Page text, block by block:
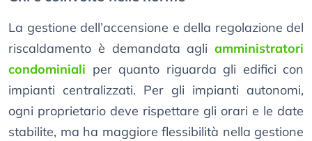
La gestione dell’accensione e della regolazione del
riscaldamento è demandata agli amministratori
condominiali per quanto riguarda gli edifici con
impianti centralizzati. Per gli impianti autonomi,
ogni proprietario deve rispettare gli orari e le date
stabilite, ma ha maggiore flessibilità nella gestione